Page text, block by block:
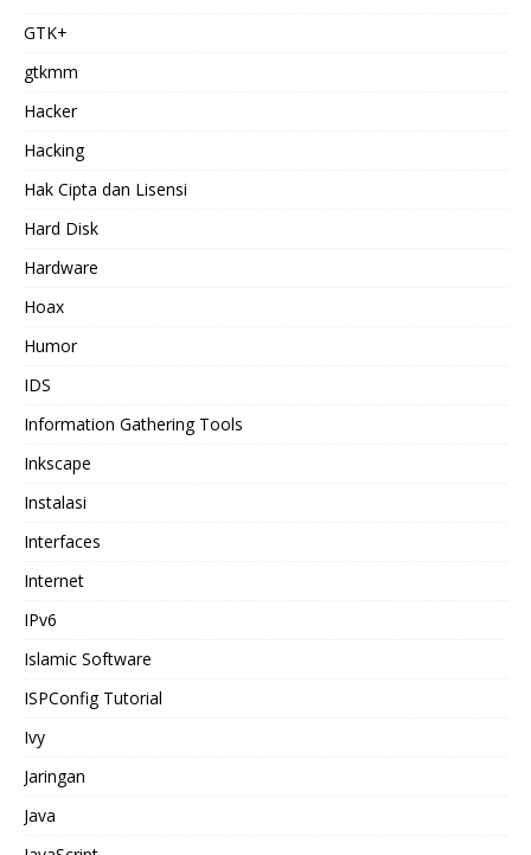
GTK+
gtkmm
Hacker
Hacking
Hak Cipta dan Lisensi
Hard Disk
Hardware
Hoax
Humor
IDS
Information Gathering Tools
Inkscape
Instalasi
Interfaces
Internet
IPv6
Islamic Software
ISPConfig Tutorial
Ivy
Jaringan
Java